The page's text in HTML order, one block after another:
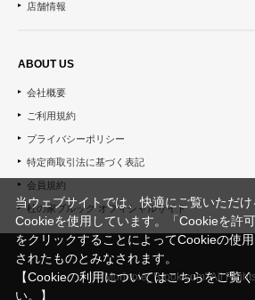
店舗情報
ABOUT US
会社概要
ご利用規約
プライバシーポリシー
特定商取引法に基づく表記
会員規約
杜の家ブルック オフィシャルサイト
© "Morinoie_Brook.com" All
当ウェブサイトでは、快適にご覧いただけ
Cookieを使用しています。「Cookieを許可
をクリックすることによってCookieの使
されたものとみなされます。
【Cookieの利用についてはこちらをご覧
い。】